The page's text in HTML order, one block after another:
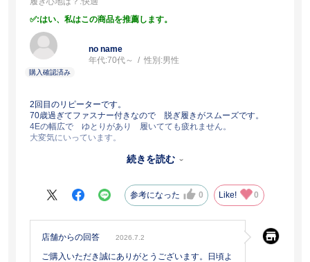
:はい、私はこの商品を推薦します。
no name
年代:70代～ 性別:男性
2回目のリピーターです。
70歳過ぎてファスナー付きなので 脱ぎ履きがスムーズです。
4Eの幅広で ゆとりがあり 履いてても疲れません。
大変気にいっています。
続きを読む
参考になった 0 Like! 0
店舗からの回答 2026.7.2
ご購入いただき誠にありがとうございます。日頃よ